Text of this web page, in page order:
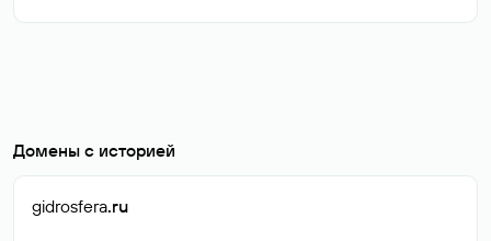
Домены с историей
gidrosfera.ru